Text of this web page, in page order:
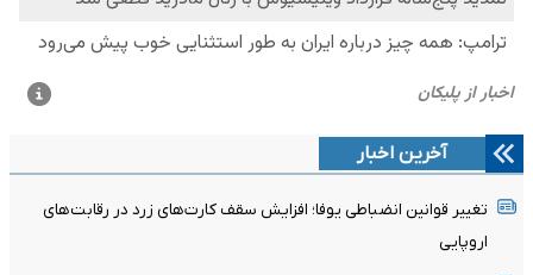
آخرین اخبار
تغییر قوانین انضباطی یوفا؛ افزایش سقف کارت‌های زرد در رقابت‌های
اروپایی